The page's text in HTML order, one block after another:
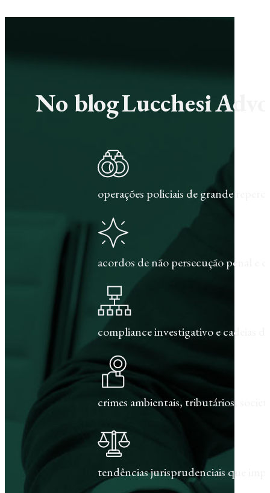
No blog Lucchesi
operações policiais de grande
acordos de não persecução penal e
compliance investigativo e cadeias
crimes ambientais, tributários,
tendências jurisprudenciais que